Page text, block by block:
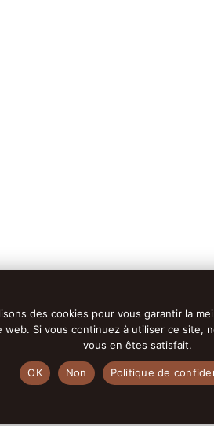
des cookies pour vous garantir la
web. Si vous continuez à utiliser ce site,
vous en êtes satisfait.
OK Non Politique de